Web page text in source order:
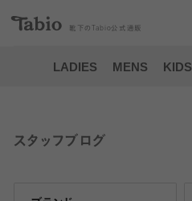
靴下の Tabio 公式通販
LADIES MENS KIDS
スタッフブログ